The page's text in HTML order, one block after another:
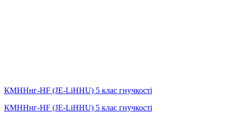
КМННнг-HF (JE-LiHНU) 5 клас гнучкості
КМННнг-HF (JE-LiHНU) 5 клас гнучкості